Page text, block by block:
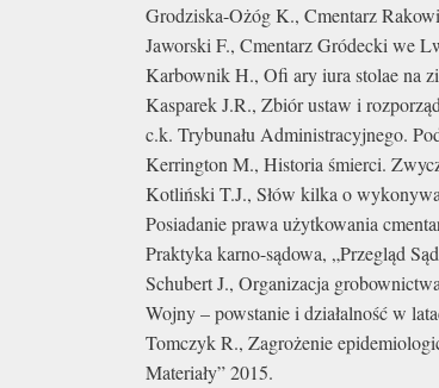
Grodziska-Ożóg K., Cmentarz
Jaworski F., Cmentarz Gródecki we
Karbownik H., Ofi ary iura stolae na
Kasparek J.R., Zbiór ustaw i
c.k. Trybunału Administracyjnego.
Kerrington M., Historia śmierci.
Kotliński T.J., Słów kilka o
Posiadanie prawa użytkowania
Praktyka karno-sądowa, „Przegląd
Schubert J., Organizacja
Wojny – powstanie i działalność w
Tomczyk R., Zagrożenie
Materiały” 2015.